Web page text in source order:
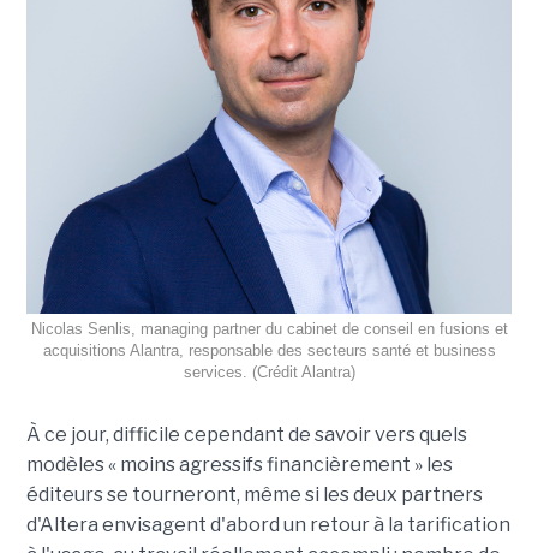
Nicolas Senlis, managing partner du cabinet de conseil en fusions et
acquisitions Alantra, responsable des secteurs santé et business
services. (Crédit Alantra)
À ce jour, difficile cependant de savoir vers quels
modèles « moins agressifs financièrement » les
éditeurs se tourneront, même si les deux partners
d'Altera envisagent d'abord un retour à la tarification